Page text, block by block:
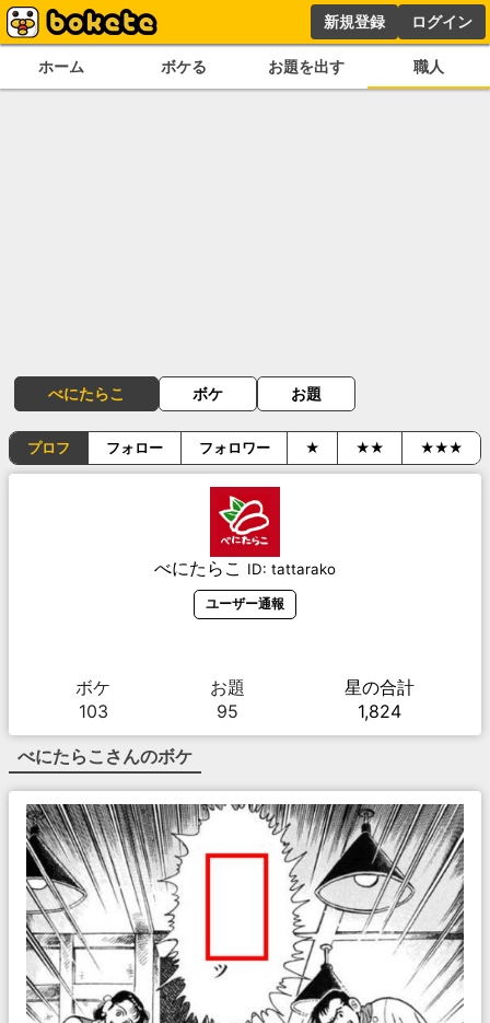
新規登録 ログイン
ホーム ボケる お題を出す 職人
べにたらこ ボケ お題
プロフ フォロー フォロワー ★ ★★ ★★★
べにたらこ ID: tattarako
ユーザー通報
ボケ
103
お題
95
星の合計
1,824
べにたらこ さんのボケ